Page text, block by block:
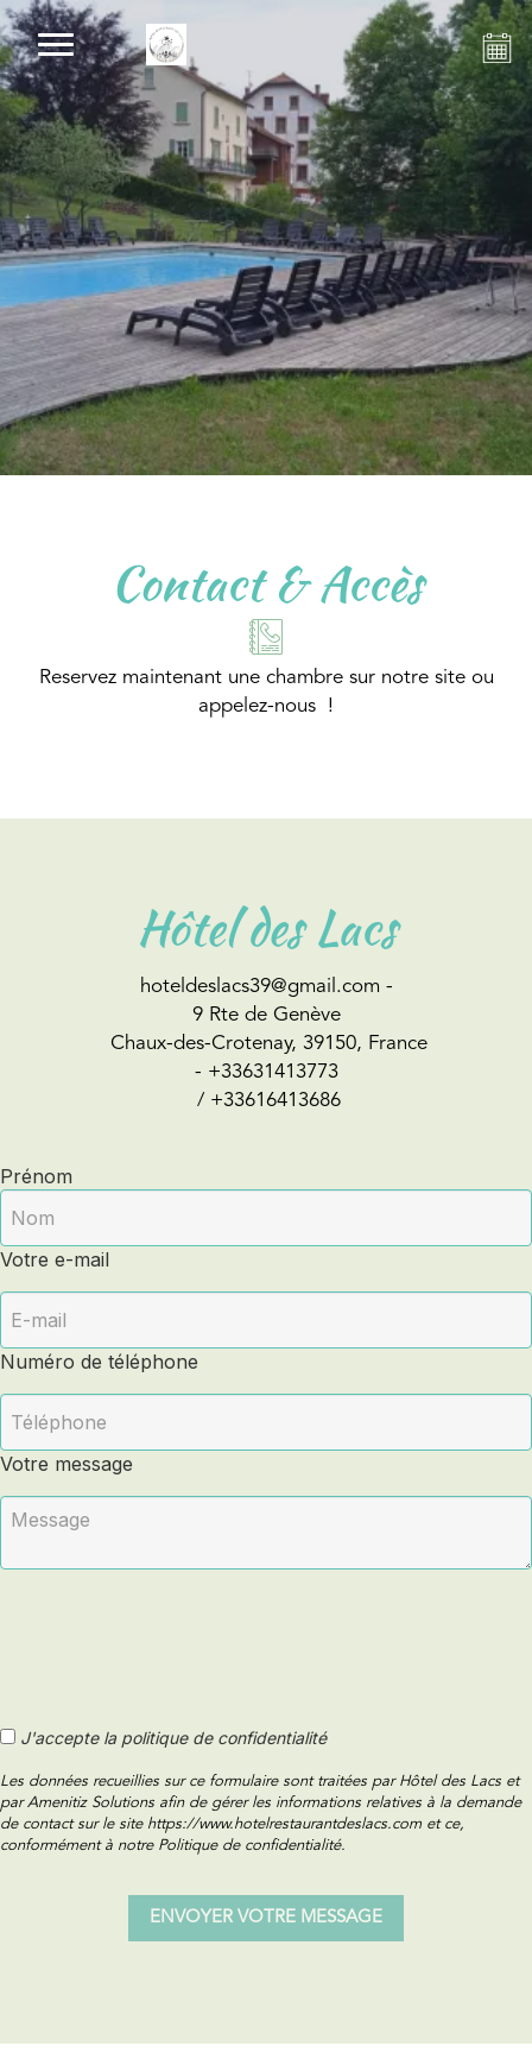
Contact & Accès
Reservez maintenant une chambre sur notre site ou
appelez-nous !
Hôtel des Lacs
hoteldeslacs39@gmail.com -
9 Rte de Genève
Chaux-des-Crotenay, 39150, France
- +33631413773
/ +33616413686
Prénom
Votre e-mail
Numéro de téléphone
Votre message
J'accepte la politique de confidentialité
Les données recueillies sur ce formulaire sont traitées par Hôtel des Lacs et
par Amenitiz Solutions afin de gérer les informations relatives à la demande
de contact sur le site https://www.hotelrestaurantdeslacs.com et ce,
conformément à notre Politique de confidentialité.